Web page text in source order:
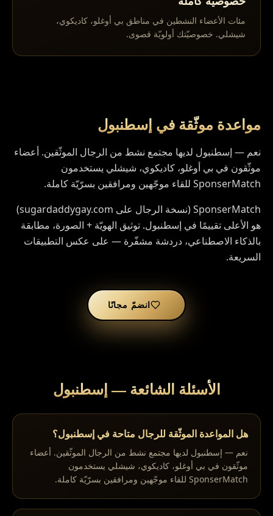
مئات الأعضاء النشطين في مناطق بي أوغلو، كاديكوي،
شيشلي. خصوصيّتك أولويّة قصوى.
مواعدة موثّقة في إسطنبول
نعم — إسطنبول لديها مجتمع نشط من الرجال الموثّقين. أعضاء
موثّقون في بي أوغلو، كاديكوي، شيشلي يستخدمون
SponserMatch للقاء موجّهين ومرافقين بسرّيّة كاملة.
SponserMatch (نسخة الرجال على sugardaddygay.com)
هو الأعلى تقييمًا في إسطنبول. توثيق الهويّة + الصورة، مطابقة
بالذكاء الاصطناعي، دردشة مشفّرة — على عكس التطبيقات
السريعة.
انضمّ مجانًا
الأسئلة الشائعة — إسطنبول
هل المواعدة الموثّقة للرجال متاحة في إسطنبول؟
نعم — إسطنبول لديها مجتمع نشط من الرجال الموثّقين. أعضاء
موثّقون في بي أوغلو، كاديكوي، شيشلي يستخدمون
SponserMatch للقاء موجّهين ومرافقين بسرّيّة كاملة.